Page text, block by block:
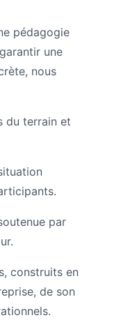
pédagogie
une
nous
du terrain et
par
construits en
de son